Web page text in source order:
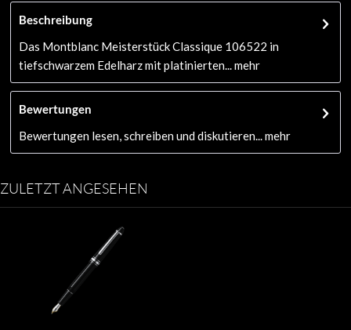
Beschreibung
Das Montblanc Meisterstück Classique 106522 in
tiefschwarzem Edelharz mit platinierten...
mehr
Bewertungen
Bewertungen lesen, schreiben und diskutieren...
mehr
ZULETZT ANGESEHEN